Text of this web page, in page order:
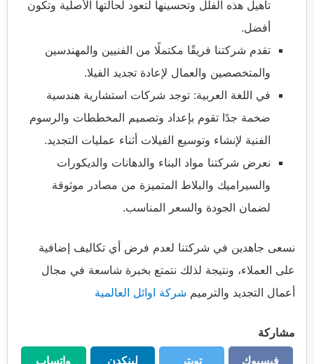
تأهيل هذه الفلل وتحسينها لتعود لحالتها الأصلية وتكون
أفضل.
تقدم شركتنا فريقًا مكتملًا من الفنيين والمهندسين
والمتخصصين والعمال لإعادة تجديد الفيلا.
في اللغة العربية: توجد شركات استشارية هندسية
ضخمة جدًا تقوم بإعداد وتصميم المخططات والرسوم
الفنية لإنشاء وتوسيع الفيلات أثناء عمليات التجديد.
نعرض شركتنا مواد البناء والدهانات والديكورات
والسيراميك والبلاط المتميزة من مصادر موثوقة
لضمان الجودة والسعر المناسب.
نسعى جاهدين في شركتنا لعدم فرض أي تكاليف إضافية
على العملاء، ونتيجة لذلك نتمتع بخبرة شاسعة في مجال
أعمال التجديد والترميم شركة اوائل العالمية
مشاركة
فيسبوك
تويتر لينكدن واتساب